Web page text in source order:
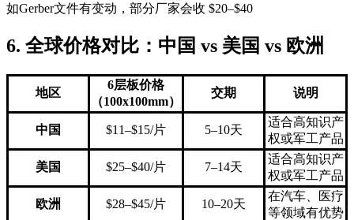
如Gerber文件有变动，部分厂家会收 $20–$40
6. 全球价格对比：中国 vs 美国 vs 欧洲
地区
6层板价格
（100x100mm）
交期 说明
中国 $11–$15/片 5–10天
适合高知识产
权或军工产品
美国 $25–$40/片 7–14天
适合高知识产
权或军工产品
欧洲 $28–$45/片 10–20天
在汽车、医疗
等领域有优势